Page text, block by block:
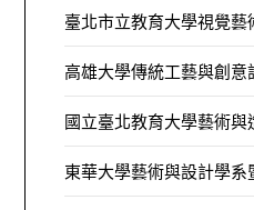
臺北市立教育大學視覺藝
高雄大學傳統工藝與創意
國立臺北教育大學藝術與
東華大學藝術與設計學